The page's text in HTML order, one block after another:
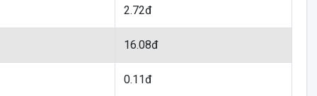
2.72đ
16.08đ
0.11đ